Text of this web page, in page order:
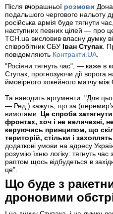
Після вчорашньої розмови
подальшого чергового нальоту
російська армія буде тягнути
наступних певних цілей — про
ТСН.ua висловив власну думку
співробітник СБУ Іван Ступак.
повідомляють Контракти.UA.
"Росіяни тягнуть час", — каже в
Ступак, прогнозуючи дії
ймовірного хокейного матчу
Та наводить аргументи: "Для
— Ред.) кажуть, що за
вимогами. Це спроба
фронтах, хоч і не величезні,
керуючись принципом, що
територій, стільки і
додаткові умови на адресу
розумію їхню логіку: тягнуть
раптом щось відбудеться в
це".
Що буде з
дроновими